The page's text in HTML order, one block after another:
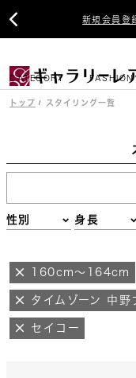
新規会員登

CATEGORY FASHION
トップ スタイリング一覧
性別 身長
160cm～164cm
タイムゾーン 中野
セイコー